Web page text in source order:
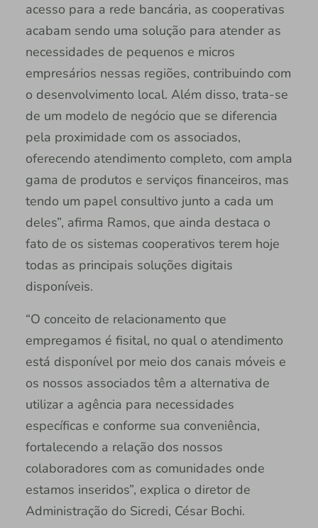
acesso para a rede bancária, as cooperativas
acabam sendo uma solução para atender as
necessidades de pequenos e micros
empresários nessas regiões, contribuindo com
o desenvolvimento local. Além disso, trata-se
de um modelo de negócio que se diferencia
pela proximidade com os associados,
oferecendo atendimento completo, com ampla
gama de produtos e serviços financeiros, mas
tendo um papel consultivo junto a cada um
deles”, afirma Ramos, que ainda destaca o
fato de os sistemas cooperativos terem hoje
todas as principais soluções digitais
disponíveis.
“O conceito de relacionamento que
empregamos é fisital, no qual o atendimento
está disponível por meio dos canais móveis e
os nossos associados têm a alternativa de
utilizar a agência para necessidades
específicas e conforme sua conveniência,
fortalecendo a relação dos nossos
colaboradores com as comunidades onde
estamos inseridos”, explica o diretor de
Administração do Sicredi, César Bochi.